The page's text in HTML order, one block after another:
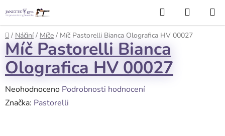
na
obsah
Hledat
KOŠÍK
Domů
/ Náčiní / Míče / Míč Pastorelli Bianca Olografica HV 00027
Míč Pastorelli Bianca
Olografica HV 00027
Průměrné
hodnocení
Neohodnoceno Podrobnosti hodnocení
Značka: Pastorelli